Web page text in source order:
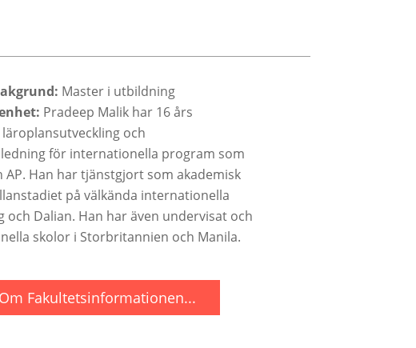
Master i utbildning
Pradeep Malik har 16 års
och
för internationella program som
AP. Han har tjänstgjort som akademisk
på välkända internationella
och Dalian. Han har även undervisat och
skolor i Storbritannien och Manila.
Fakultetsinformationen...